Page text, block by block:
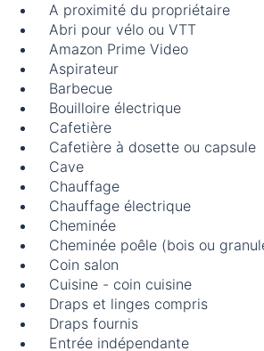
A proximité du propriétaire
Abri pour vélo ou VTT
Amazon Prime Video
Aspirateur
Barbecue
Bouilloire électrique
Cafetière
Cafetière à dosette ou capsule
Cave
Chauffage
Chauffage électrique
Cheminée
Cheminée poêle (bois ou
Coin salon
Cuisine - coin cuisine
Draps et linges compris
Draps fournis
Entrée indépendante